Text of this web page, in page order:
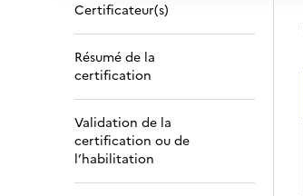
Certificateur(s)
Résumé de la
certification
Validation de la
certification ou de
l’habilitation